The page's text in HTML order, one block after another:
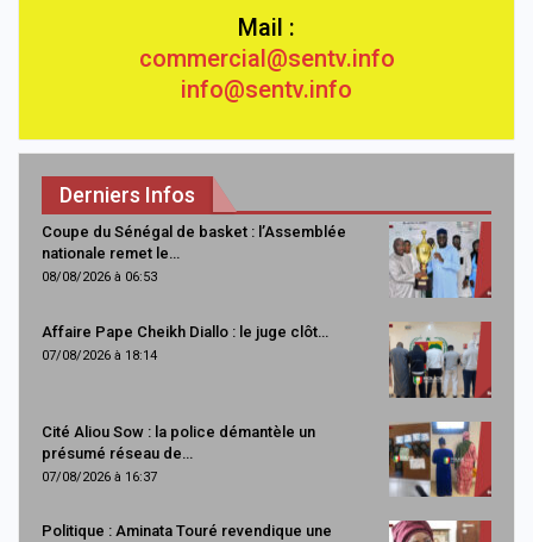
Mail :
commercial@sentv.info
info@sentv.info
Derniers Infos
Coupe du Sénégal de basket : l’Assemblée
nationale remet le…
08/08/2026 à 06:53
Affaire Pape Cheikh Diallo : le juge clôt…
07/08/2026 à 18:14
Cité Aliou Sow : la police démantèle un
présumé réseau de…
07/08/2026 à 16:37
Politique : Aminata Touré revendique une